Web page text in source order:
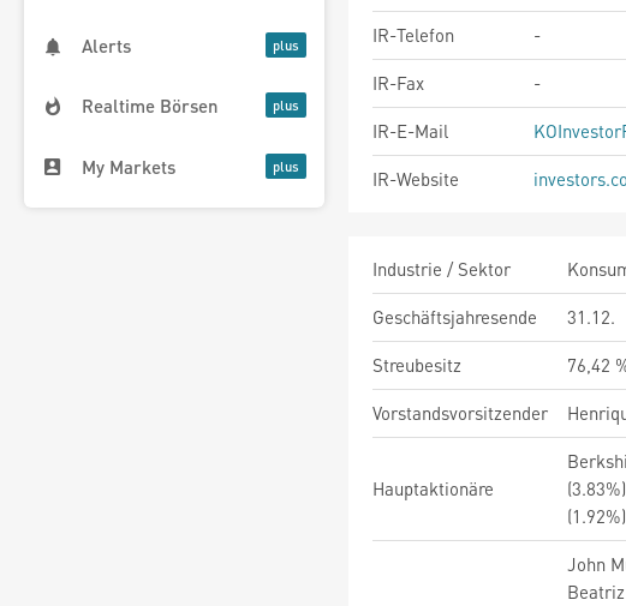
Alerts
Realtime Börsen
My Markets
IR-Telefon
-
IR-Fax
-
IR-E-Mail
IR-Website
Industrie / Sektor
Geschäftsjahresende
31.12.
Streubesitz
76,42
Vorstandsvorsitzender
Hauptaktionäre
John